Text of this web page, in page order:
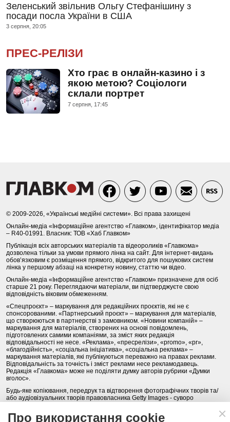
Зеленський звільнив Ольгу Стефанішину з
посади посла України в США
3 серпня, 20:05
ПРЕС-РЕЛІЗИ
Хто грає в онлайн-казино і з
якою метою? Соціологи
склали портрет
7 серпня, 17:45
© 2009-2026, «Українські медійні системи». Всі права захищені
Онлайн-медіа «Інформаційне агентство «Главком», ідентифікатор медіа
– R40-01991. Власник: ТОВ «Хаб Главком»
Публікація всіх авторських матеріалів та відеороликів «Главкома»
дозволена тільки за умови прямого лінка на сайт. Для інтернет-видань
обов’язковим є розміщення прямого, відкритого для пошукових систем
лінка у першому абзаці на конкретну новину, статтю чи відео.
Онлайн-медіа «Інформаційне агентство «Главком» призначене для осіб
старше 21 року. Переглядаючи матеріали, ви підтверджуєте свою
відповідність віковим обмеженням.
«Спецпроєкт» – маркування для редакційних проєктів, які не є
спонсорованими. «Партнерський проєкт» – маркування для матеріалів,
що створюються в партнерстві з замовником. «Новини компаній» –
маркування для матеріалів, створених на основі повідомлень,
підготовлених самими компаніями, за зміст яких редакція
відповідальності не несе. «Реклама», «пресрелізи», «promo», «pr»,
«благодійність», «соціальна ініціатива», «соціальна реклама» –
маркування матеріалів, які публікуються переважно на правах реклами.
Відповідальність за точність і зміст реклами несе рекламодавець.
Редакція «Главкома» може не поділяти думку авторів рубрики «Думки
вголос».
Будь-яке копіювання, передрук та відтворення фотографічних творів та/
або аудіовізуальних творів правовласника Getty Images - суворо
Політика конфіденційності (Privacy Policy). Правила сайту
Про використання cookie